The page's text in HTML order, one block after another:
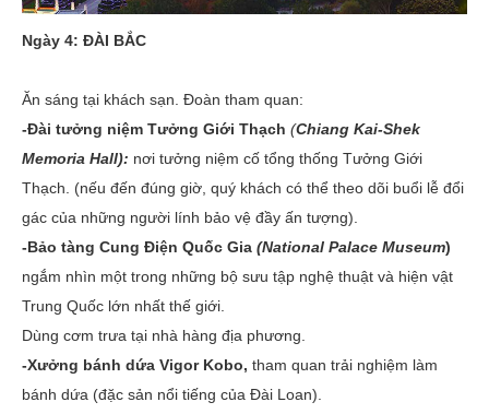
Ngày 4: ĐÀI BẮC
Ăn sáng tại khách sạn. Đoàn tham quan:
-Đài tưởng niệm Tưởng Giới Thạch (Chiang Kai-Shek
Memoria Hall): nơi tưởng niệm cố tổng thống Tưởng Giới
Thạch. (nếu đến đúng giờ, quý khách có thể theo dõi buổi lễ đổi
gác của những người lính bảo vệ đầy ấn tượng).
-Bảo tàng Cung Điện Quốc Gia (National Palace Museum)
ngắm nhìn một trong những bộ sưu tập nghệ thuật và hiện vật
Trung Quốc lớn nhất thế giới.
Dùng cơm trưa tại nhà hàng địa phương.
-Xưởng bánh dứa Vigor Kobo, tham quan trải nghiệm làm
bánh dứa (đặc sản nổi tiếng của Đài Loan).